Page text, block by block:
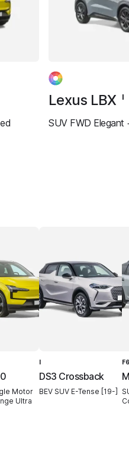
Lexus LBX I
SUV FWD
Motor
Ultra
I
DS3 Crossback
BEV SUV E-Tense [19-]